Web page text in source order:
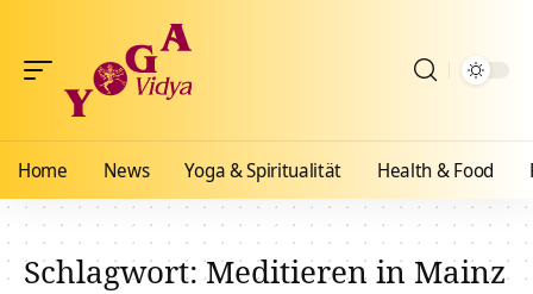
Home News Yoga & Spiritualität Health & Food
Schlagwort:Meditieren in Mainz